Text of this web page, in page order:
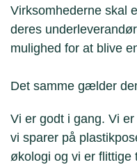
Virksomhederne skal
deres
mulighed for at blive
Det samme gælder
Vi er godt i gang. Vi
vi sparer på
økologi og vi er flittige